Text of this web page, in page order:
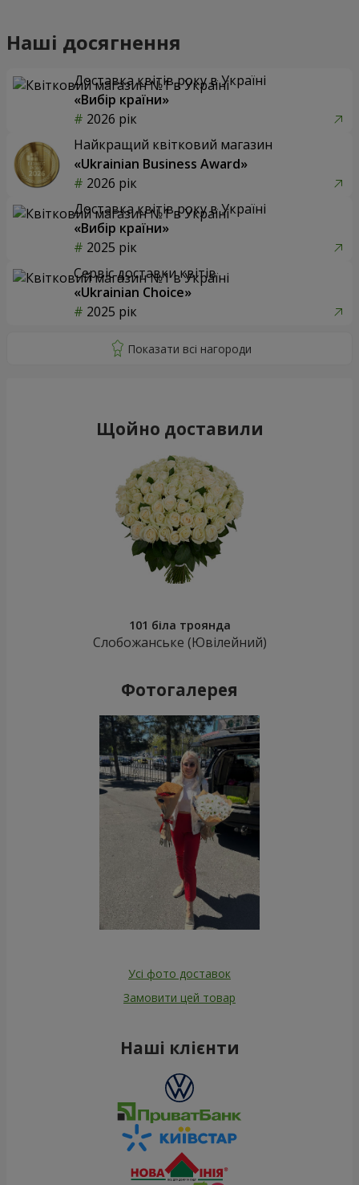
Наші досягнення
Доставка квітів року в Україні
«Вибір країни»
2026 рік
Найкращий квітковий магазин
«Ukrainian Business Award»
2026 рік
Доставка квітів року в Україні
«Вибір країни»
2025 рік
Сервіс доставки квітів
«Ukrainian Choice»
2025 рік
Щойно доставили
101 біла троянда
Слобожанське (Ювілейний)
Фотогалерея
Усі фото доставок
Замовити цей товар
Наші клієнти